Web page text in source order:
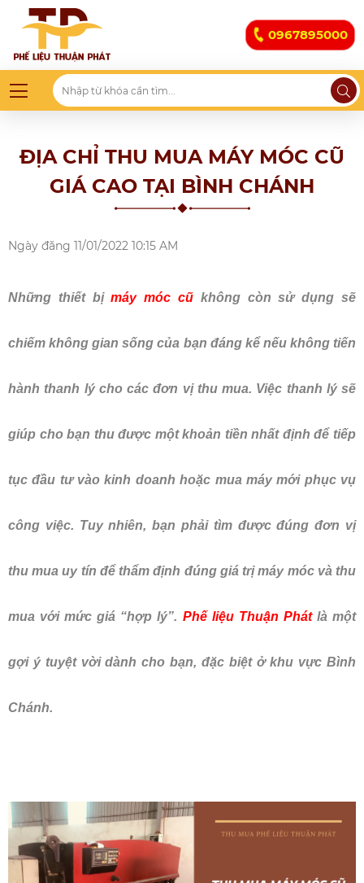
0967895000
ĐỊA CHỈ THU MUA MÁY MÓC CŨ
GIÁ CAO TẠI BÌNH CHÁNH
Ngày đăng 11/01/2022 10:15 AM
Những thiết bịmáy móc cũ không còn sử dụng sẽ
chiếm không gian sống của bạn đáng kể nếu không tiến
hành thanh lý cho các đơn vị thu mua. Việc thanh lý sẽ
giúp cho bạn thu được một khoản tiền nhất định để tiếp
tục đầu tư vào kinh doanh hoặc mua máy mới phục vụ
công việc. Tuy nhiên, bạn phải tìm được đúng đơn vị
thu mua uy tín để thẩm định đúng giá trị máy móc và thu
mua với mức giá “hợp lý”. Phế liệu Thuận Phátlà một
gợi ý tuyệt vời dành cho bạn, đặc biệt ở khu vực Bình
Chánh.